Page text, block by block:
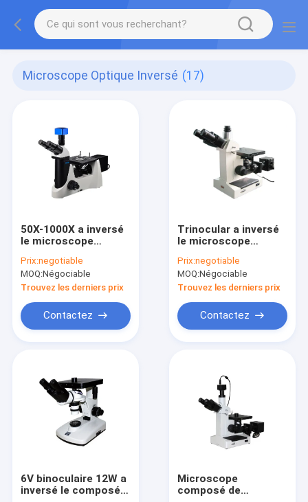
Microscope Optique Inversé (17)
50X-1000X a inversé
le microscope
du vert bleu jaune et
des filtres
polarisants
Prix:negotiable
MOQ:Négociable
Trouvez les derniers prix
Contactez
Trinocular a inversé
le microscope
Prix:negotiable
MOQ:Négociable
Trouvez les derniers prix
Contactez
6V binoculaire 12W a
inversé le composé
Microscope
composé de